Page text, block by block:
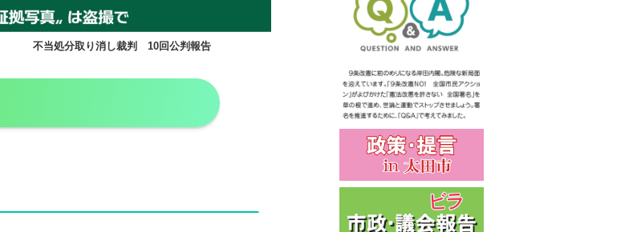
不当処分取り消し裁判 10回公判報告